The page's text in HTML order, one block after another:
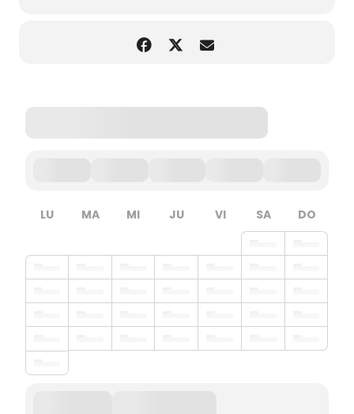
LU MA MI JU VI SA DO